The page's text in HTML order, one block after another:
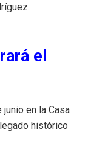
el
en la Casa
histórico